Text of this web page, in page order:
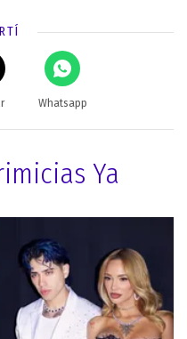
Whatsapp
Ya